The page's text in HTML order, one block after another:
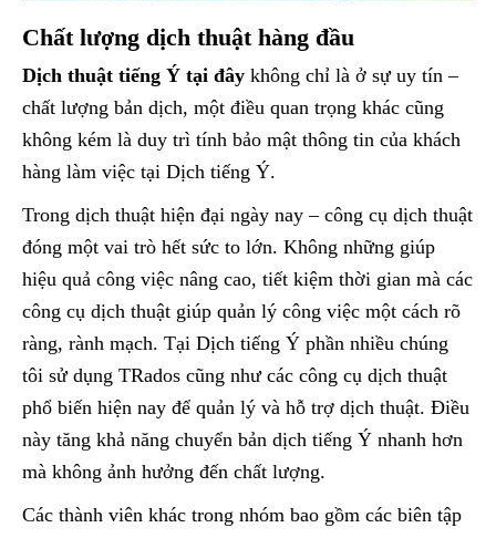
Chất lượng dịch thuật hàng đầu
Dịch thuật tiếng Ý tại đây không chỉ là ở sự uy tín –
chất lượng bản dịch, một điều quan trọng khác cũng
không kém là duy trì tính bảo mật thông tin của khách
hàng làm việc tại Dịch tiếng Ý.
Trong dịch thuật hiện đại ngày nay – công cụ dịch thuật
đóng một vai trò hết sức to lớn. Không những giúp
hiệu quả công việc nâng cao, tiết kiệm thời gian mà các
công cụ dịch thuật giúp quản lý công việc một cách rõ
ràng, rành mạch. Tại Dịch tiếng Ý phần nhiều chúng
tôi sử dụng TRados cũng như các công cụ dịch thuật
phổ biến hiện nay để quản lý và hỗ trợ dịch thuật. Điều
này tăng khả năng chuyển bản dịch tiếng Ý nhanh hơn
mà không ảnh hưởng đến chất lượng.
Các thành viên khác trong nhóm bao gồm các biên tập